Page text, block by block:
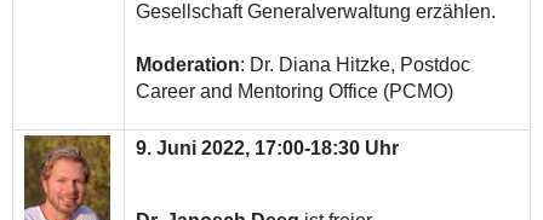
Gesellschaft Generalverwaltung erzählen.
Moderation: Dr. Diana Hitzke, Postdoc
Career and Mentoring Office (PCMO)
9. Juni 2022, 17:00-18:30 Uhr